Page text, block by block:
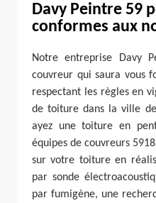
Davy Peintre 59
conformes aux
Notre entreprise Davy
couvreur qui saura vous
respectant les règles en
de toiture dans la ville
ayez une toiture en
équipes de couvreurs
sur votre toiture en
par sonde
par fumigène, une